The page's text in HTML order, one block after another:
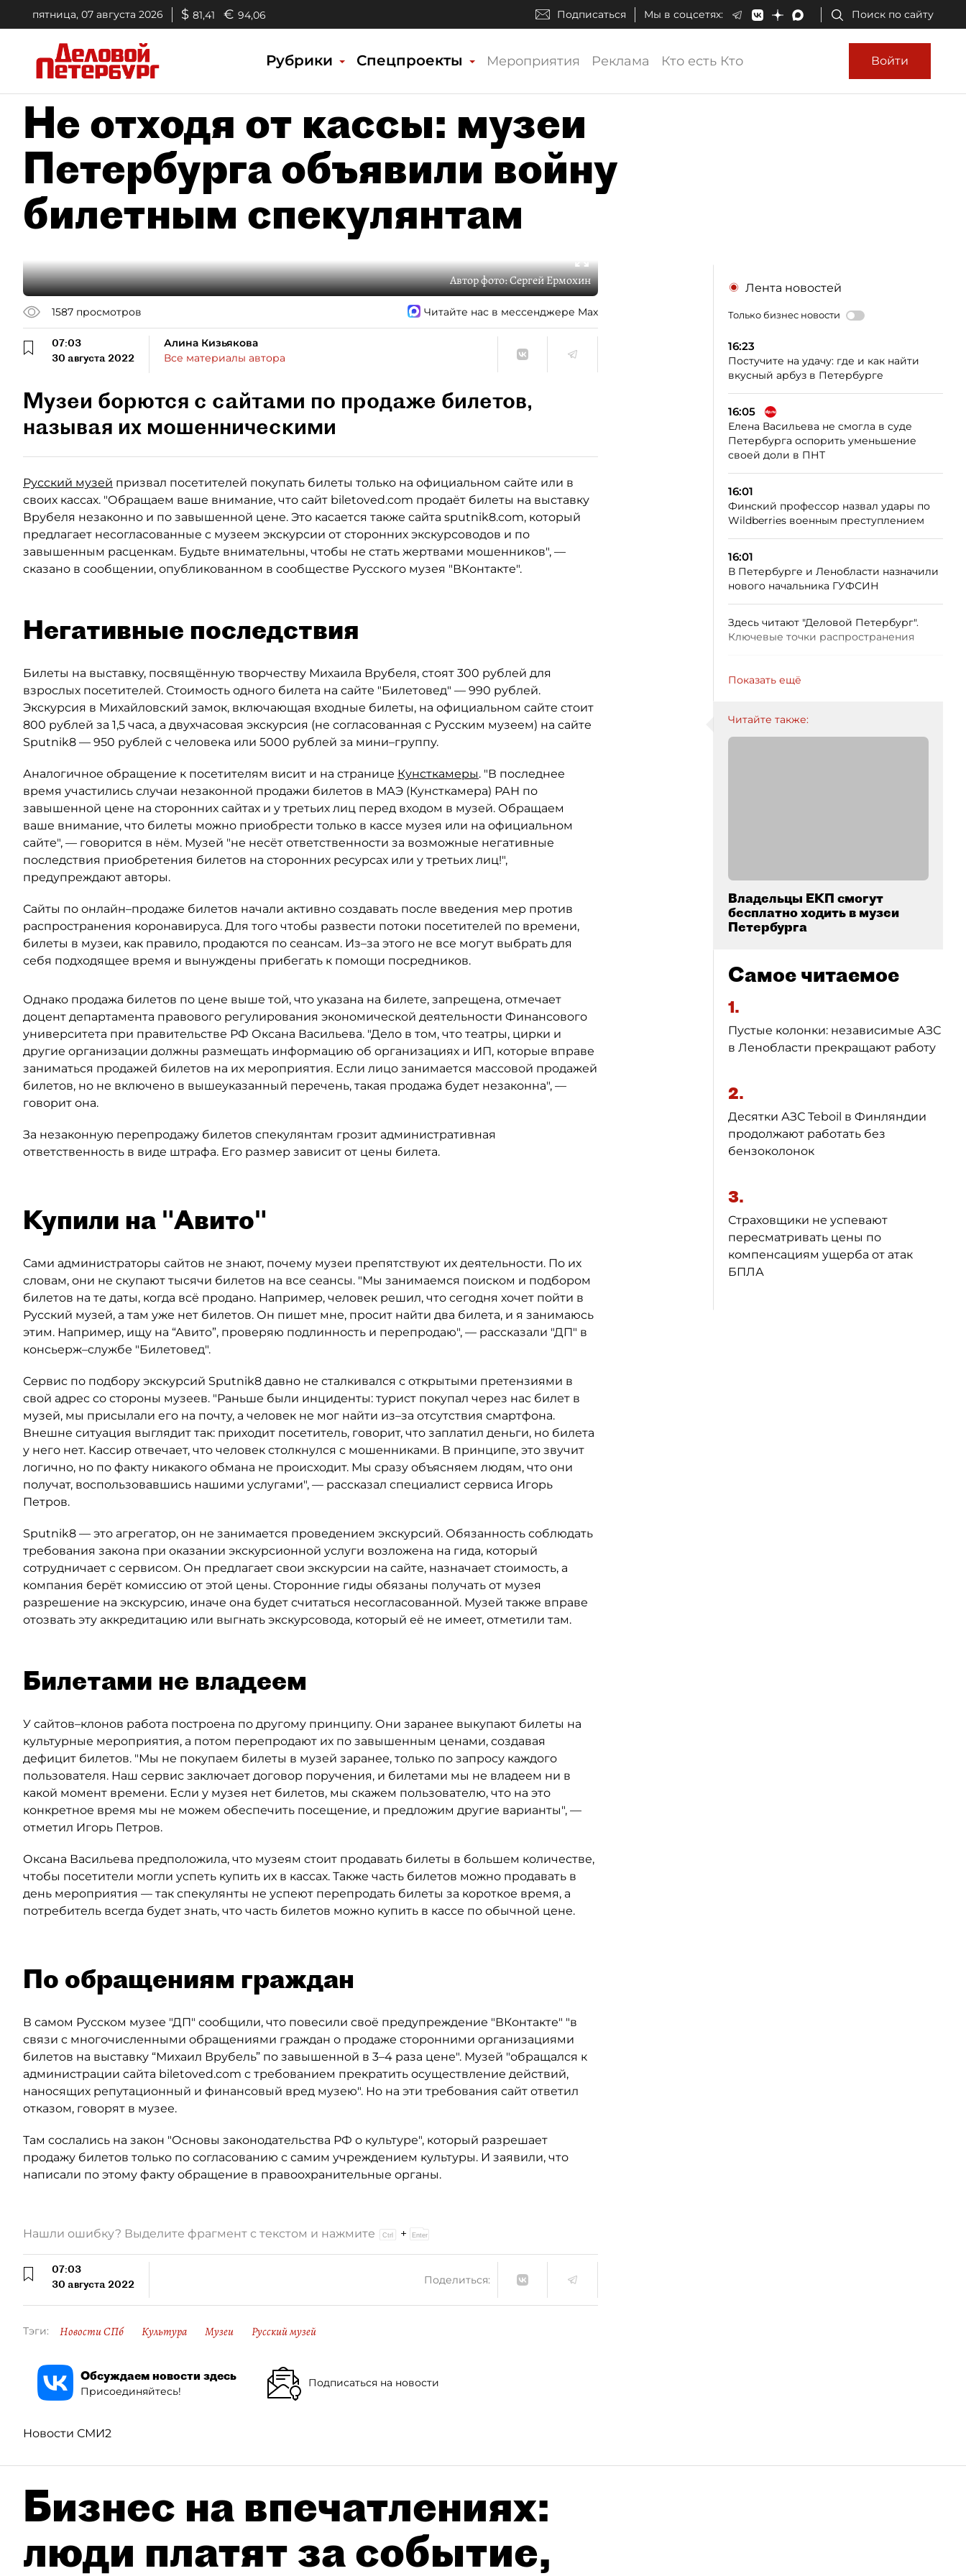
пятница, 07 августа 2026 $ 81,41 € 94,06 Подписаться Мы в соцсетях: Поиск по сайту
Рубрики Спецпроекты Мероприятия Реклама Кто есть Кто Войти
Не отходя от кассы: музеи
Петербурга объявили войну
билетным спекулянтам
Автор фото:Сергей Ермохин
1587 просмотров Читайте нас в мессенджере Max
07:03
30 августа 2022
Алина Кизьякова
Все материалы автора
Музеи борются с сайтами по продаже билетов,
называя их мошенническими
Русский музей призвал посетителей покупать билеты только на официальном сайте или в
своих кассах. "Обращаем ваше внимание, что сайт biletoved.com продаёт билеты на выставку
Врубеля незаконно и по завышенной цене. Это касается также сайта sputnik8.com, который
предлагает несогласованные с музеем экскурсии от сторонних экскурсоводов и по
завышенным расценкам. Будьте внимательны, чтобы не стать жертвами мошенников", —
сказано в сообщении, опубликованном в сообществе Русского музея "ВКонтакте".
Негативные последствия
Билеты на выставку, посвящённую творчеству Михаила Врубеля, стоят 300 рублей для
взрослых посетителей. Стоимость одного билета на сайте "Билетовед" — 990 рублей.
Экскурсия в Михайловский замок, включающая входные билеты, на официальном сайте стоит
800 рублей за 1,5 часа, а двухчасовая экскурсия (не согласованная с Русским музеем) на сайте
Sputnik8 — 950 рублей с человека или 5000 рублей за мини–группу.
Аналогичное обращение к посетителям висит и на странице Кунсткамеры. "В последнее
время участились случаи незаконной продажи билетов в МАЭ (Кунсткамера) РАН по
завышенной цене на сторонних сайтах и у третьих лиц перед входом в музей. Обращаем
ваше внимание, что билеты можно приобрести только в кассе музея или на официальном
сайте", — говорится в нём. Музей "не несёт ответственности за возможные негативные
последствия приобретения билетов на сторонних ресурсах или у третьих лиц!",
предупреждают авторы.
Сайты по онлайн–продаже билетов начали активно создавать после введения мер против
распространения коронавируса. Для того чтобы развести потоки посетителей по времени,
билеты в музеи, как правило, продаются по сеансам. Из–за этого не все могут выбрать для
себя подходящее время и вынуждены прибегать к помощи посредников.
Однако продажа билетов по цене выше той, что указана на билете, запрещена, отмечает
доцент департамента правового регулирования экономической деятельности Финансового
университета при правительстве РФ Оксана Васильева. "Дело в том, что театры, цирки и
другие организации должны размещать информацию об организациях и ИП, которые вправе
заниматься продажей билетов на их мероприятия. Если лицо занимается массовой продажей
билетов, но не включено в вышеуказанный перечень, такая продажа будет незаконна", —
говорит она.
За незаконную перепродажу билетов спекулянтам грозит административная
ответственность в виде штрафа. Его размер зависит от цены билета.
Купили на "Авито"
Сами администраторы сайтов не знают, почему музеи препятствуют их деятельности. По их
словам, они не скупают тысячи билетов на все сеансы. "Мы занимаемся поиском и подбором
билетов на те даты, когда всё продано. Например, человек решил, что сегодня хочет пойти в
Русский музей, а там уже нет билетов. Он пишет мне, просит найти два билета, и я занимаюсь
этим. Например, ищу на “Авито”, проверяю подлинность и перепродаю", — рассказали "ДП" в
консьерж–службе "Билетовед".
Сервис по подбору экскурсий Sputnik8 давно не сталкивался с открытыми претензиями в
свой адрес со стороны музеев. "Раньше были инциденты: турист покупал через нас билет в
музей, мы присылали его на почту, а человек не мог найти из–за отсутствия смартфона.
Внешне ситуация выглядит так: приходит посетитель, говорит, что заплатил деньги, но билета
у него нет. Кассир отвечает, что человек столкнулся с мошенниками. В принципе, это звучит
логично, но по факту никакого обмана не происходит. Мы сразу объясняем людям, что они
получат, воспользовавшись нашими услугами", — рассказал специалист сервиса Игорь
Петров.
Sputnik8 — это агрегатор, он не занимается проведением экскурсий. Обязанность соблюдать
требования закона при оказании экскурсионной услуги возложена на гида, который
сотрудничает с сервисом. Он предлагает свои экскурсии на сайте, назначает стоимость, а
компания берёт комиссию от этой цены. Сторонние гиды обязаны получать от музея
разрешение на экскурсию, иначе она будет считаться несогласованной. Музей также вправе
отозвать эту аккредитацию или выгнать экскурсовода, который её не имеет, отметили там.
Билетами не владеем
У сайтов–клонов работа построена по другому принципу. Они заранее выкупают билеты на
культурные мероприятия, а потом перепродают их по завышенным ценами, создавая
дефицит билетов. "Мы не покупаем билеты в музей заранее, только по запросу каждого
пользователя. Наш сервис заключает договор поручения, и билетами мы не владеем ни в
какой момент времени. Если у музея нет билетов, мы скажем пользователю, что на это
конкретное время мы не можем обеспечить посещение, и предложим другие варианты", —
отметил Игорь Петров.
Оксана Васильева предположила, что музеям стоит продавать билеты в большем количестве,
чтобы посетители могли успеть купить их в кассах. Также часть билетов можно продавать в
день мероприятия — так спекулянты не успеют перепродать билеты за короткое время, а
потребитель всегда будет знать, что часть билетов можно купить в кассе по обычной цене.
По обращениям граждан
В самом Русском музее "ДП" сообщили, что повесили своё предупреждение "ВКонтакте" "в
связи с многочисленными обращениями граждан о продаже сторонними организациями
билетов на выставку “Михаил Врубель” по завышенной в 3–4 раза цене". Музей "обращался к
администрации сайта biletoved.com с требованием прекратить осуществление действий,
наносящих репутационный и финансовый вред музею". Но на эти требования сайт ответил
отказом, говорят в музее.
Там сослались на закон "Основы законодательства РФ о культуре", который разрешает
продажу билетов только по согласованию с самим учреждением культуры. И заявили, что
написали по этому факту обращение в правоохранительные органы.
Лента новостей
Только бизнес новости
16:23
Постучите на удачу: где и как найти
вкусный арбуз в Петербурге
16:05
Елена Васильева не смогла в суде
Петербурга оспорить уменьшение
своей доли в ПНТ
16:01
Финский профессор назвал удары по
Wildberries военным преступлением
16:01
В Петербурге и Ленобласти назначили
нового начальника ГУФСИН
Здесь читают "Деловой Петербург".
Ключевые точки распространения
Показать ещё
Читайте также:
Владельцы ЕКП смогут
бесплатно ходить в музеи
Петербурга
Самое читаемое
1.
Пустые колонки: независимые АЗС
в Ленобласти прекращают работу
2.
Десятки АЗС Teboil в Финляндии
продолжают работать без
бензоколонок
3.
Страховщики не успевают
пересматривать цены по
компенсациям ущерба от атак
БПЛА
Нашли ошибку? Выделите фрагмент с текстом и нажмите +
07:03
30 августа 2022
Поделиться:
Тэги: Новости СПб Культура Музеи Русский музей
Обсуждаем новости здесь
Присоединяйтесь!
Подписаться на новости
Новости СМИ2
Бизнес на впечатлениях:
люди платят за событие,